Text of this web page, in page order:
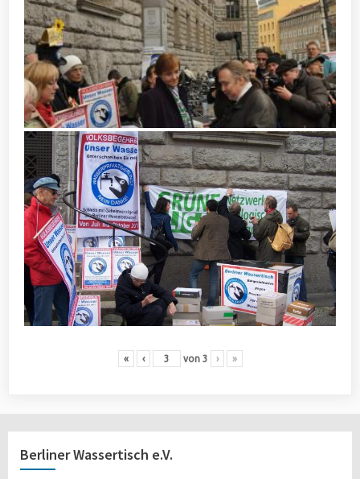
« ‹ von 3 › »
Berliner Wassertisch e.V.